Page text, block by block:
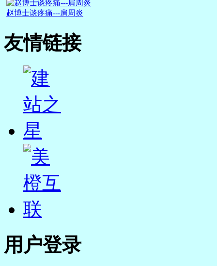
赵博士谈疼痛---肩周炎
友情链接
用户登录